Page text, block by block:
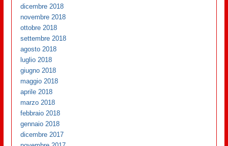
dicembre 2018
novembre 2018
ottobre 2018
settembre 2018
agosto 2018
luglio 2018
giugno 2018
maggio 2018
aprile 2018
marzo 2018
febbraio 2018
gennaio 2018
dicembre 2017